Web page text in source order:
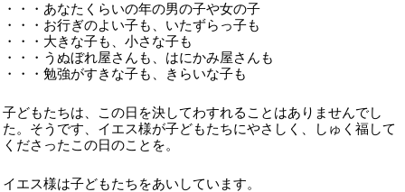
・・・あなたくらいの年の男の子や女の子
・・・お行ぎのよい子も、いたずらっ子も
・・・大きな子も、小さな子も
・・・うぬぼれ屋さんも、はにかみ屋さんも
・・・勉強がすきな子も、きらいな子も
子どもたちは、この日を決してわすれることはありませんでし
た。そうです、イエス様が子どもたちにやさしく、しゅく福して
くださったこの日のことを。
イエス様は子どもたちをあいしています。